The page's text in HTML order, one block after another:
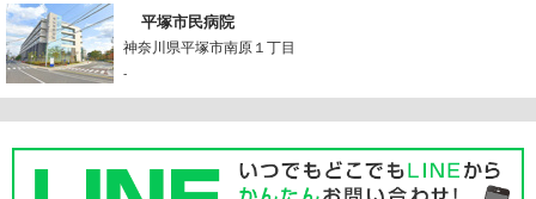
平塚市民病院
神奈川県平塚市南原１丁目
-